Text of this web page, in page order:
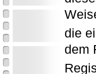
die
dem